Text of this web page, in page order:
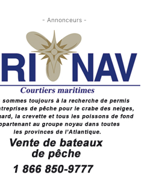
- Annonceurs -